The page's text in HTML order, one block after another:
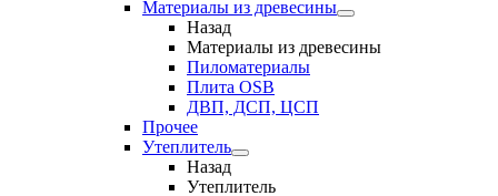
Материалы из древесины
Назад
Материалы из древесины
Пиломатериалы
Плита OSB
ДВП, ДСП, ЦСП
Прочее
Утеплитель
Назад
Утеплитель